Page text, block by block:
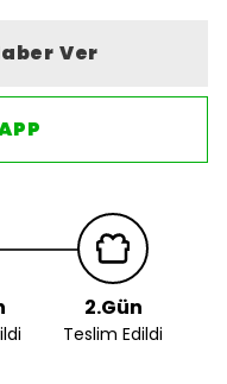
Ver
2.Gün
Teslim Edildi